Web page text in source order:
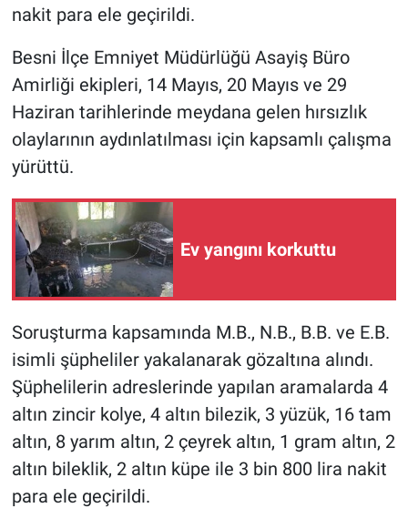
nakit para ele geçirildi.
Besni İlçe Emniyet Müdürlüğü Asayiş Büro
Amirliği ekipleri, 14 Mayıs, 20 Mayıs ve 29
Haziran tarihlerinde meydana gelen hırsızlık
olaylarının aydınlatılması için kapsamlı çalışma
yürüttü.
Ev yangını korkuttu
Soruşturma kapsamında M.B., N.B., B.B. ve E.B.
isimli şüpheliler yakalanarak gözaltına alındı.
Şüphelilerin adreslerinde yapılan aramalarda 4
altın zincir kolye, 4 altın bilezik, 3 yüzük, 16 tam
altın, 8 yarım altın, 2 çeyrek altın, 1 gram altın, 2
altın bileklik, 2 altın küpe ile 3 bin 800 lira nakit
para ele geçirildi.